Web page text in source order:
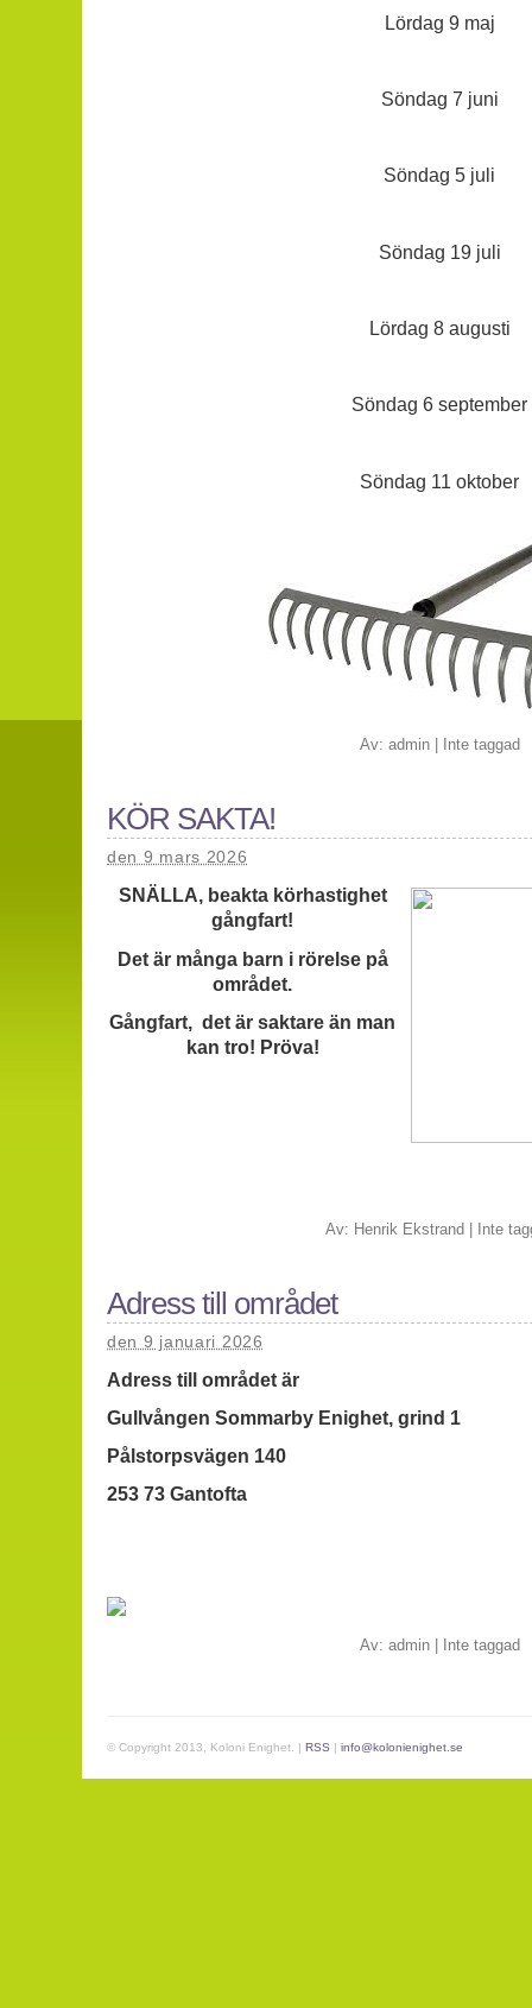
Lördag 9 maj
Söndag 7 juni
Söndag 5 juli
Söndag 19 juli
Lördag 8 augusti
Söndag 6 september
Söndag 11 oktober
Av: admin| Inte taggad
KÖR SAKTA!
den 9 mars 2026
SNÄLLA, beakta körhastighet
gångfart!
Det är många barn i rörelse på
området.
Gångfart, det är saktare än man
kan tro! Pröva!
Av: Henrik Ekstrand|Inte
Adress till området
den 9 januari 2026
Adress till området är
Gullvången Sommarby Enighet, grind 1
Pålstorpsvägen 140
253 73 Gantofta
Av: admin| Inte taggad
© Copyright 2013, Koloni Enighet. | RSS | info@kolonienighet.se